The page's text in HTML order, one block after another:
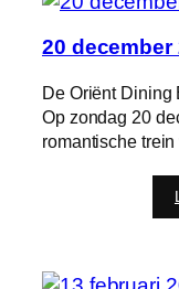
20 december
De Oriënt Dining
Op zondag 20
romantische